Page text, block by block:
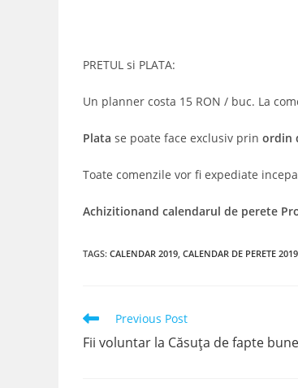
PRETUL si PLATA:
Un planner costa 15 RON / buc. La
Plata se poate face exclusiv prin ordin
Toate comenzile vor fi expediate
Achizitionand calendarul de perete
TAGS: CALENDAR 2019 CALENDAR DE PERETE 2019
Read
articles
Previous Post
Fii voluntar la Căsuța de fapte